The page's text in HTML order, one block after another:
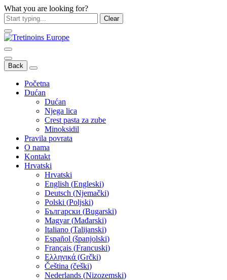
What you are looking for?
Clear
Back
Početna
Dućan
Dućan
Njega lica
Crest pasta za zube
Minoksidil
Pravila povrata
O nama
Kontakt
Hrvatski
Hrvatski
English (Engleski)
Deutsch (Njemački)
Polski (Poljski)
Български (Bugarski)
Magyar(Mađarski)
Italiano (Talijanski)
Español (španjolski)
Français (Francuski)
Ελληνικά (Grčki)
Čeština (češki)
Nederlands (Nizozemski)